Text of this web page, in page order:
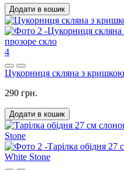
Додати в кошик
4
Цукорниця скляна з
290 грн.
Додати в кошик